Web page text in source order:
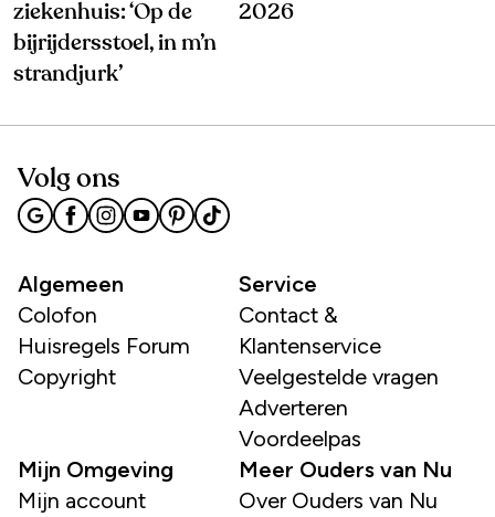
ziekenhuis: ‘Op de
bijrijdersstoel, in m’n
strandjurk’
2026
Volg ons
Algemeen
Colofon
Huisregels Forum
Copyright
Service
Contact &
Klantenservice
Veelgestelde vragen
Adverteren
Voordeelpas
Mijn Omgeving
Mijn account
Meer Ouders van Nu
Over Ouders van Nu